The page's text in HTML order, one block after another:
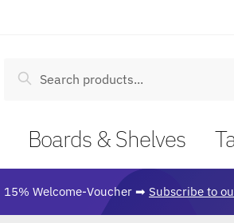
Search
Boards & Shelves
15% Welcome-Voucher ➡ Subscribe to